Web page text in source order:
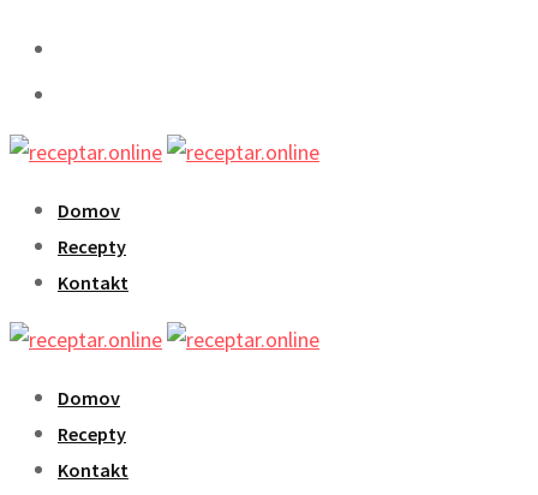
Domov
Recepty
Kontakt
Domov
Recepty
Kontakt